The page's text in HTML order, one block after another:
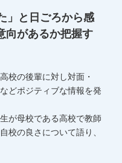
」と日ごろから感
向があるか把握す
校の後輩に対し対面・
どポジティブな情報を発
が母校である高校で教師
校の良さについて語り、